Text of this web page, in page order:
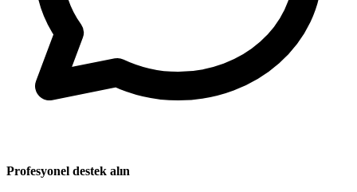
Profesyonel destek alın